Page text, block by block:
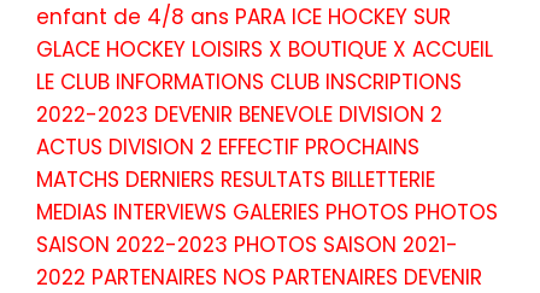
enfant de 4/8 ans PARA ICE HOCKEY SUR
GLACE HOCKEY LOISIRS X BOUTIQUE X ACCUEIL
LE CLUB INFORMATIONS CLUB INSCRIPTIONS
2022-2023 DEVENIR BENEVOLE DIVISION 2
ACTUS DIVISION 2 EFFECTIF PROCHAINS
MATCHS DERNIERS RESULTATS BILLETTERIE
MEDIAS INTERVIEWS GALERIES PHOTOS PHOTOS
SAISON 2022-2023 PHOTOS SAISON 2021-
2022 PARTENAIRES NOS PARTENAIRES DEVENIR